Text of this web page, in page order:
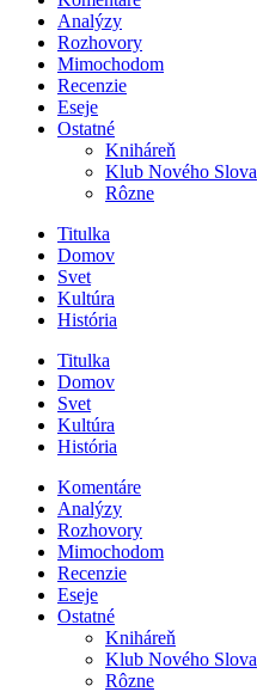
Analýzy
Rozhovory
Mimochodom
Recenzie
Eseje
Ostatné
Kniháreň
Klub Nového Slova
Rôzne
Titulka
Domov
Svet
Kultúra
História
Titulka
Domov
Svet
Kultúra
História
Komentáre
Analýzy
Rozhovory
Mimochodom
Recenzie
Eseje
Ostatné
Kniháreň
Klub Nového Slova
Rôzne